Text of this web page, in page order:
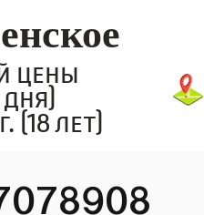
цены
(18 лет)